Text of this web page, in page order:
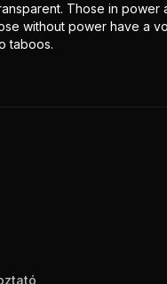
Those in power
without power have a
taboos.